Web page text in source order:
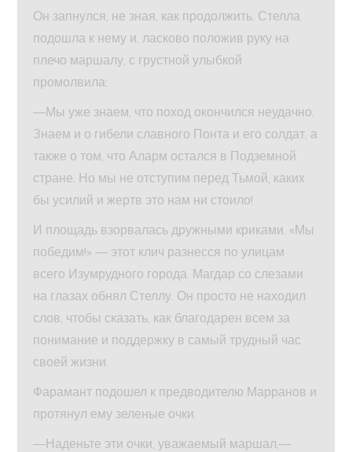
Он запнулся, не зная, как продолжить. Стелла
подошла к нему и, ласково положив руку на
плечо маршалу, с грустной улыбкой
промолвила:
—Мы уже знаем, что поход окончился неудачно.
Знаем и о гибели славного Понта и его солдат, а
также о том, что Аларм остался в Подземной
стране. Но мы не отступим перед Тьмой, каких
бы усилий и жертв это нам ни стоило!
И площадь взорвалась дружными криками. «Мы
победим!» — этот клич разнесся по улицам
всего Изумрудного города. Магдар со слезами
на глазах обнял Стеллу. Он просто не находил
слов, чтобы сказать, как благодарен всем за
понимание и поддержку в самый трудный час
своей жизни.
Фарамант подошел к предводителю Марранов и
протянул ему зеленые очки.
—Наденьте эти очки, уважаемый маршал,—